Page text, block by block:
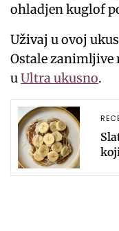
ohladjen kuglof
Uživaj u ovoj
Ostale zanimljive
uUltra ukusno.